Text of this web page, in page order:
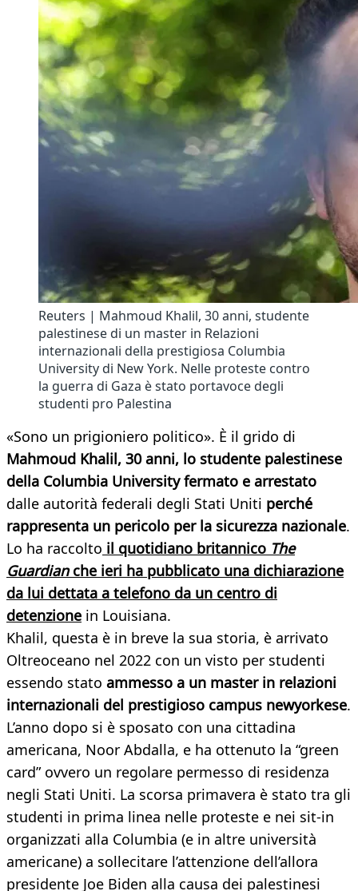
Reuters | Mahmoud Khalil, 30 anni, studente
palestinese di un master in Relazioni
internazionali della prestigiosa Columbia
University di New York. Nelle proteste contro
la guerra di Gaza è stato portavoce degli
studenti pro Palestina
«Sono un prigioniero politico». È il grido di
Mahmoud Khalil, 30 anni, lo studente palestinese
della Columbia University fermato e arrestato
dalle autorità federali degli Stati Uniti perché
rappresenta un pericolo per la sicurezza nazionale.
Lo ha raccolto il quotidiano britannico The
Guardianche ieri ha pubblicato una dichiarazione
da lui dettata a telefono da un centro di
detenzione in Louisiana.
Khalil, questa è in breve la sua storia, è arrivato
Oltreoceano nel 2022 con un visto per studenti
essendo stato ammesso a un master in relazioni
internazionali del prestigioso campus newyorkese.
L’anno dopo si è sposato con una cittadina
americana, Noor Abdalla, e ha ottenuto la “green
card” ovvero un regolare permesso di residenza
negli Stati Uniti. La scorsa primavera è stato tra gli
studenti in prima linea nelle proteste e nei sit-in
organizzati alla Columbia (e in altre università
americane) a sollecitare l’attenzione dell’allora
presidente Joe Biden alla causa dei palestinesi